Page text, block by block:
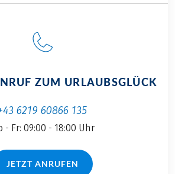
ZUM URLAUBSGLÜCK
6219 60866 135
- Fr: 09:00 - 18:00 Uhr
JETZT ANRUFEN(LINK ÖFFNET IN NEUEM TAB)